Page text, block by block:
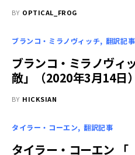
BY OPTICAL_FROG
ブランコ・ミラノヴィッチ 翻訳記事
ブランコ・ミラノヴィ
敵」（2020年3月14日）
BY HICKSIAN
タイラー・コーエン 翻訳記事
タイラー・コーエン 「